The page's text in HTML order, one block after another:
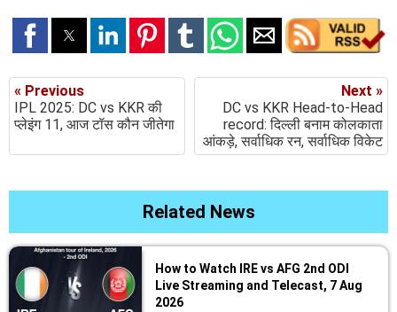
« Previous
IPL 2025: DC vs KKR की
प्लेइंग 11, आज टॉस कौन जीतेगा
Next »
DC vs KKR Head-to-Head
record: दिल्ली बनाम कोलकाता
आंकड़े, सर्वाधिक रन, सर्वाधिक विकेट
Related News
How to Watch IRE vs AFG 2nd ODI
Live Streaming and Telecast, 7 Aug
2026